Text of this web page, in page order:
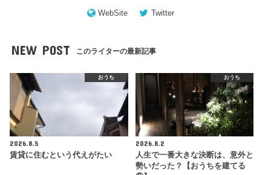
WebSite Twitter
NEW POST このライターの最新記事
おうち
2026.8.5
賃貸に住むという代えがたい
おうち
2026.8.2
人生で一番大きな決断は、意外と
勢いだった？【おうちを建てる